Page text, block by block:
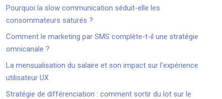
Pourquoi la slow communication séduit-elle les
consommateurs saturés ?
Comment le marketing par SMS complète-t-il une stratégie
omnicanale ?
La mensualisation du salaire et son impact sur l’expérience
utilisateur UX
Stratégie de différenciation : comment sortir du lot sur le